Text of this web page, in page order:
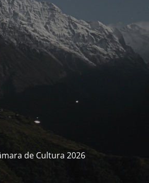
de Cultura 2026